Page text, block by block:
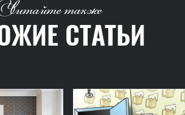
также
СТАТЬИ